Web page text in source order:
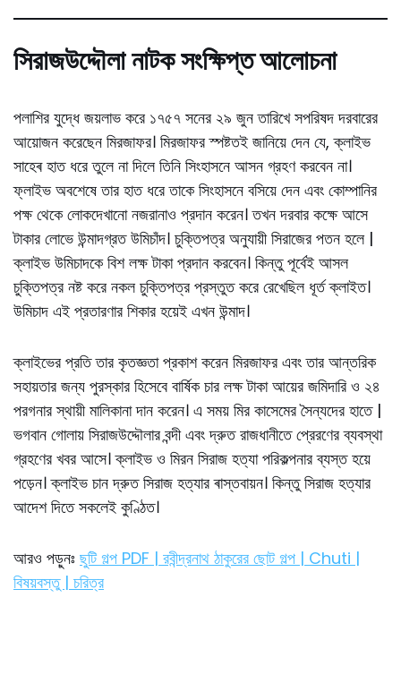
সিরাজউদ্দৌলা নাটক সংক্ষিপ্ত আলোচনা
পলাশির যুদ্ধে জয়লাভ করে ১৭৫৭ সনের ২৯ জুন তারিখে সপরিষদ দরবারের
আয়োজন করেছেন মিরজাফর। মিরজাফর স্পষ্টতই জানিয়ে দেন যে, ক্লাইভ
সাহেৰ হাত ধরে তুলে না দিলে তিনি সিংহাসনে আসন গ্রহণ করবেন না।
ফ্লাইভ অবশেষে তার হাত ধরে তাকে সিংহাসনে বসিয়ে দেন এবং কোম্পানির
পক্ষ থেকে লোকদেখানো নজরানাও প্রদান করেন। তখন দরবার কক্ষে আসে
টাকার লোভে উন্মাদগ্রত উমিচাঁদ। চুক্তিপত্র অনুযায়ী সিরাজের পতন হলে |
ক্লাইভ উমিচাদকে বিশ লক্ষ টাকা প্রদান করবেন। কিন্তু পূর্বেই আসল
চুক্তিপত্র নষ্ট করে নকল চুক্তিপত্র প্রস্তুত করে রেখেছিল ধূর্ত ক্লাইত।
উমিচাদ এই প্রতারণার শিকার হয়েই এখন উন্মাদ।
ক্লাইভের প্রতি তার কৃতজ্ঞতা প্রকাশ করেন মিরজাফর এবং তার আন্তরিক
সহায়তার জন্য পুরস্কার হিসেবে বার্ষিক চার লক্ষ টাকা আয়ের জমিদারি ও ২৪
পরগনার স্থায়ী মালিকানা দান করেন। এ সময় মির কাসেমের সৈন্যদের হাতে |
ভগবান গোলায় সিরাজউদ্দৌলার বন্দী এবং দ্রুত রাজধানীতে প্রেরণের ব্যবস্থা
গ্রহণের খবর আসে। ক্লাইভ ও মিরন সিরাজ হত্যা পরিকল্পনার ব্যস্ত হয়ে
পড়েন। ক্লাইভ চান দ্রুত সিরাজ হত্যার ৰাস্তবায়ন। কিন্তু সিরাজ হত্যার
আদেশ দিতে সকলেই কুণ্ঠিত।
আরও পড়ুনঃ ছুটি গল্প PDF | রবীন্দ্রনাথ ঠাকুরের ছোট গল্প | Chuti |
বিষয়বস্তু | চরিত্র